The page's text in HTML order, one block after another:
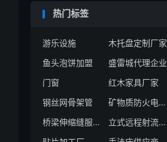
热门标签
游乐设施 木托盘定制厂家
鱼头泡饼加盟
盛雷城代理企业
门窗
红木家具厂家
钢丝网骨架管
矿物质防火电缆厂家
桥梁伸缩缝服务商
立式远程射流机组厂商